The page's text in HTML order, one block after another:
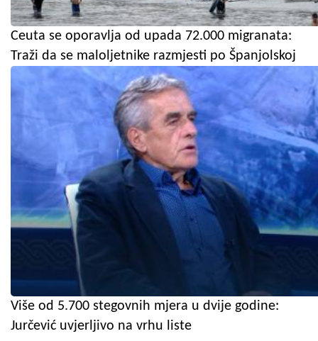
Ceuta se oporavlja od upada 72.000 migranata:
Traži da se maloljetnike razmjesti po Španjolskoj
Više od 5.700 stegovnih mjera u dvije godine:
Jurčević uvjerljivo na vrhu liste